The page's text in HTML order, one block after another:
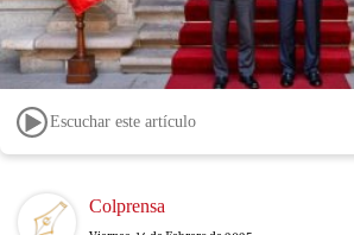
Escuchar este artículo
Image Colprensa